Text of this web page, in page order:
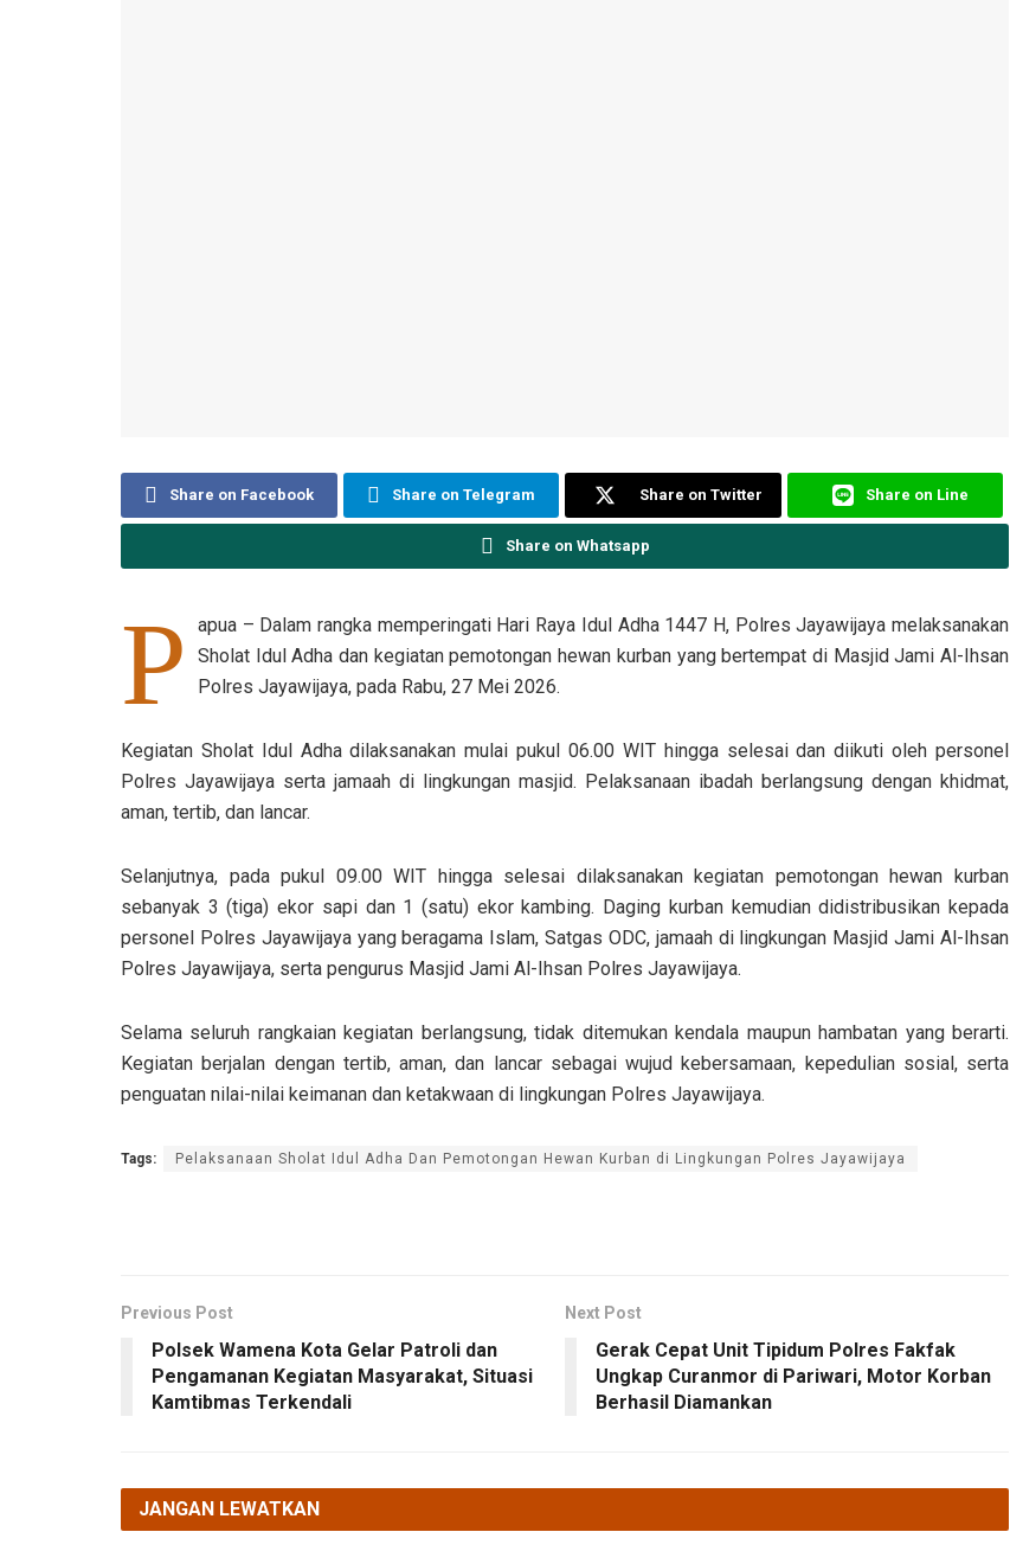
Share on Facebook Share on Telegram Share on Twitter Share on Line
Share on Whatsapp
P
apua – Dalam rangka memperingati Hari Raya Idul Adha 1447 H, Polres Jayawijaya melaksanakan
Sholat Idul Adha dan kegiatan pemotongan hewan kurban yang bertempat di Masjid Jami Al-Ihsan
Polres Jayawijaya, pada Rabu, 27 Mei 2026.
Kegiatan Sholat Idul Adha dilaksanakan mulai pukul 06.00 WIT hingga selesai dan diikuti oleh personel
Polres Jayawijaya serta jamaah di lingkungan masjid. Pelaksanaan ibadah berlangsung dengan khidmat,
aman, tertib, dan lancar.
Selanjutnya, pada pukul 09.00 WIT hingga selesai dilaksanakan kegiatan pemotongan hewan kurban
sebanyak 3 (tiga) ekor sapi dan 1 (satu) ekor kambing. Daging kurban kemudian didistribusikan kepada
personel Polres Jayawijaya yang beragama Islam, Satgas ODC, jamaah di lingkungan Masjid Jami Al-Ihsan
Polres Jayawijaya, serta pengurus Masjid Jami Al-Ihsan Polres Jayawijaya.
Selama seluruh rangkaian kegiatan berlangsung, tidak ditemukan kendala maupun hambatan yang berarti.
Kegiatan berjalan dengan tertib, aman, dan lancar sebagai wujud kebersamaan, kepedulian sosial, serta
penguatan nilai-nilai keimanan dan ketakwaan di lingkungan Polres Jayawijaya.
Tags: Pelaksanaan Sholat Idul Adha Dan Pemotongan Hewan Kurban di Lingkungan Polres Jayawijaya
Previous Post
Polsek Wamena Kota Gelar Patroli dan
Pengamanan Kegiatan Masyarakat, Situasi
Kamtibmas Terkendali
Next Post
Gerak Cepat Unit Tipidum Polres Fakfak
Ungkap Curanmor di Pariwari, Motor Korban
Berhasil Diamankan
JANGAN LEWATKAN